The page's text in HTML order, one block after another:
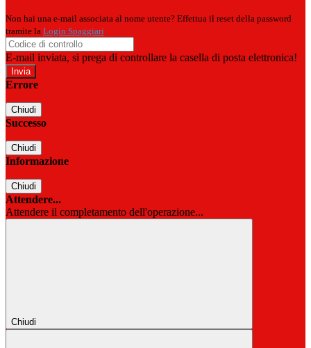
Non hai una e-mail associata al nome utente? Effettua il reset della password
tramite la Login Spaggiari
E-mail inviata, si prega di controllare la casella di posta elettronica!
Errore
Chiudi
Successo
Chiudi
Informazione
Chiudi
Attendere...
Attendere il completamento dell'operazione...
Chiudi